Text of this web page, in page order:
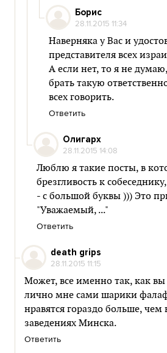
Борис
28.11.2015 11:34
Наверняка у Вас и
представителя всех
А если нет, то я не
брать такую
всех говорить.
Ответить
Олигарх
28.11.2015 14:08
Люблю я такие посты, в
брезгливость к
- с большой буквы ))) Это
"Уважаемый, ..."
Ответить
death grips
28.11.2015 11:15
Может, все именно так, как
лично мне сами шарики
нравятся гораздо больше, чем
заведениях Минска.
Ответить